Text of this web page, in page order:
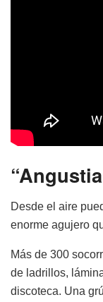
Desde el aire
enorme agujero
Más de 300
de ladrillos,
discoteca. Una